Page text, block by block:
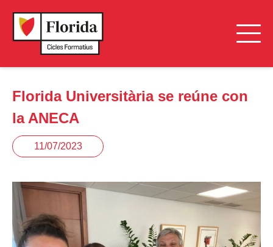
Florida Universitària se reúne con
la ANECA
11/07/2023